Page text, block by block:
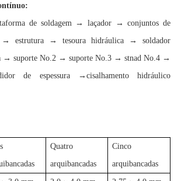
de soldagem → laçador → conjuntos de
→ estrutura → tesoura hidráulica → soldador
→ suporte No.2 → suporte No.3 → stnad No.4 →
de espessura →cisalhamento hidráulico
Quatro
arquibancadas
Cinco
arquibancadas